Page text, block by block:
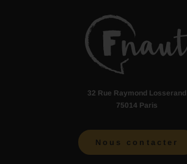
32 Rue Raymond Losserand
75014 Paris
Nous contacter